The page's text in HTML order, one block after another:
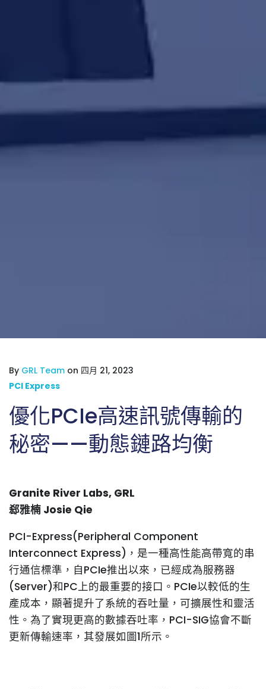
By GRL Team on 四月 21, 2023
PCI Express
優化PCIe高速訊號傳輸的
秘密——動態鏈路均衡
Granite River Labs, GRL
郄雅楠 Josie Qie
PCI-Express(Peripheral Component
Interconnect Express)，是一種高性能高帶寬的串
行通信標準，自PCIe推出以來，已經成為服務器
(Server)和PC上的最重要的接口。PCIe以較低的生
產成本，顯著提升了系統的吞吐量，可擴展性和靈活
性。為了實現更高的數據吞吐率，PCI-SIG協會不斷
更新傳輸速率，其發展如圖1所示。